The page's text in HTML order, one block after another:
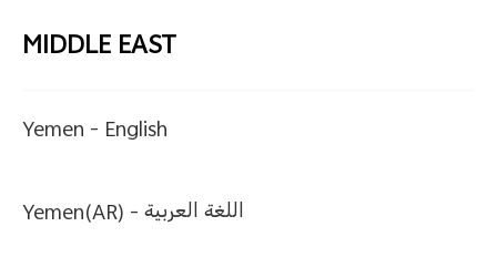
MIDDLE EAST
Yemen - English
Yemen(AR) -اللغة العربية